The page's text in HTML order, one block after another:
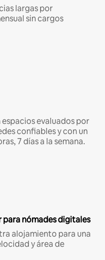
largas por
sin cargos
evaluados por
confiables y con un
7 días a la semana.
para nómades digitales
alojamiento para una
y área de